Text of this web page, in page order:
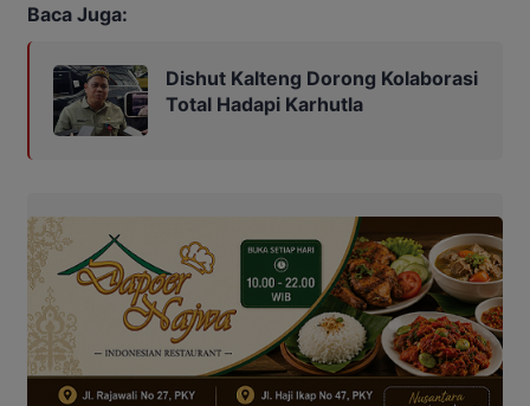
Baca Juga:
Dishut Kalteng Dorong Kolaborasi
Total Hadapi Karhutla